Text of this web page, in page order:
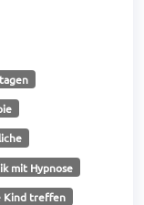
mit Hypnose
Kind treffen